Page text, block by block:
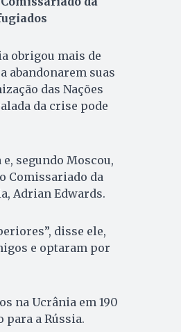
obrigou mais de
abandonarem suas
das Nações
da crise pode
segundo Moscou,
Comissariado da
Adrian Edwards.
disse ele,
e optaram por
na Ucrânia em 190
para a Rússia.